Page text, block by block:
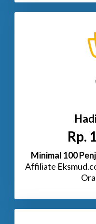
Rp.
Minimal 100
Affiliate